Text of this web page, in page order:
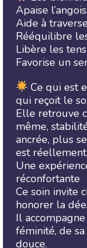
Apaise
Aide à
Rééquilibre
Libère les
Favorise un
Ce qui est
qui reçoit le
Elle retrouve
même,
ancrée, plus
est réellement.
Une
réconfortante
Ce soin invite
honorer la
Il
féminité, de
douce.